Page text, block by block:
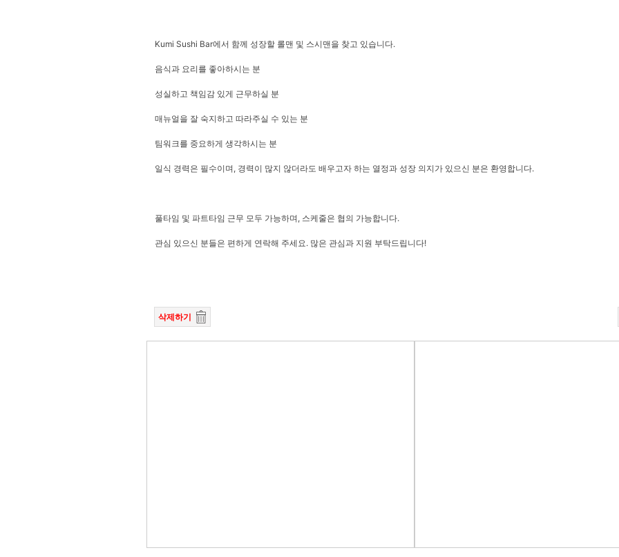
Kumi Sushi Bar에서 함께 성장할 롤맨 및 스시맨을 찾고 있습니다.
음식과 요리를 좋아하시는 분
성실하고 책임감 있게 근무하실 분
매뉴얼을 잘 숙지하고 따라주실 수 있는 분
팀워크를 중요하게 생각하시는 분
일식 경력은 필수이며, 경력이 많지 않더라도 배우고자 하는 열정과 성장 의지가 있으신 분은 환영합니다.
풀타임 및 파트타임 근무 모두 가능하며, 스케줄은 협의 가능합니다.
관심 있으신 분들은 편하게 연락해 주세요. 많은 관심과 지원 부탁드립니다!
삭제하기